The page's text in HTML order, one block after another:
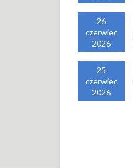
26
czerwiec
2026
25
czerwiec
2026